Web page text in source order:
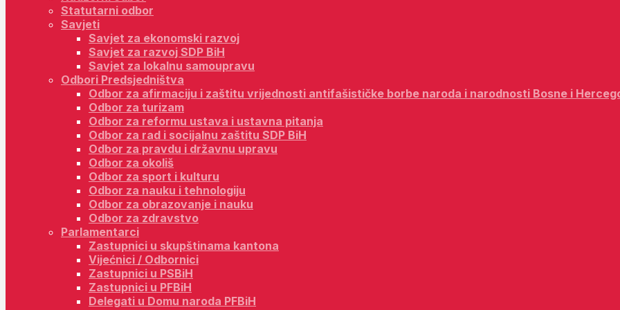
Statutarni odbor
Savjeti
Savjet za ekonomski razvoj
Savjet za razvoj SDP BiH
Savjet za lokalnu samoupravu
Odbori Predsjedništva
Odbor za afirmaciju i zaštitu vrijednosti antifašističke borbe naroda i narodnosti Bosne i
Odbor za turizam
Odbor za reformu ustava i ustavna pitanja
Odbor za rad i socijalnu zaštitu SDP BiH
Odbor za pravdu i državnu upravu
Odbor za okoliš
Odbor za sport i kulturu
Odbor za nauku i tehnologiju
Odbor za obrazovanje i nauku
Odbor za zdravstvo
Parlamentarci
Zastupnici u skupštinama kantona
Vijećnici / Odbornici
Zastupnici u PSBiH
Zastupnici u PFBiH
Delegati u Domu naroda PFBiH